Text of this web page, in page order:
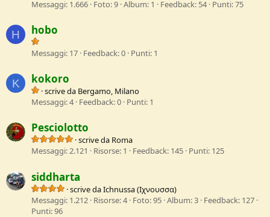
Messaggi 1.666 Foto 9 Album 1 Feedback 54 Punti 75
H hobo
Messaggi 17 Feedback 0 Punti 1
K kokoro
·scrive da Bergamo, Milano
Messaggi 4 Feedback 0 Punti 1
Pesciolotto
·scrive da Roma
Messaggi 2.121 Risorse 1 Feedback 145 Punti 125
siddharta
·scrive daIchnussa (Ιχνουσσα)
Messaggi 1.212 Risorse 4 Foto 95 Album 3 Feedback 127
Punti 96